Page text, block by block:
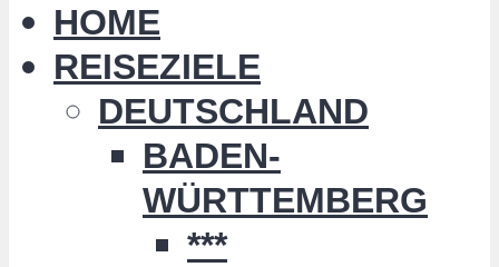
HOME
REISEZIELE
DEUTSCHLAND
BADEN-
WÜRTTEMBERG
***